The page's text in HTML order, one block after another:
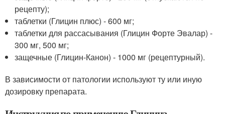
рецепту);
таблетки (Глицин плюс) - 600 мг;
таблетки для рассасывания (Глицин Форте Эвалар) -
300 мг, 500 мг;
защечные (Глицин-Канон) - 1000 мг (рецептурный).
В зависимости от патологии используют ту или иную
дозировку препарата.